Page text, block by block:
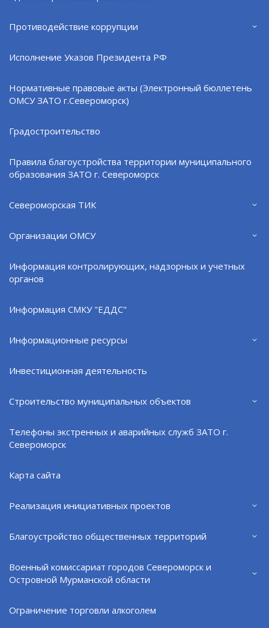
Противодействие коррупции
Исполнение Указов Президента РФ
Нормативные правовые акты (Электронный бюллетень
ОМСУ ЗАТО г.Североморск)
Градостроительство
Правила благоустройства территории муниципального
образования ЗАТО г. Североморск
Североморская ТИК
Организации ОМСУ
Информация контролирующих, надзорных и учетных
органов
Информация СМКУ "ЕДДС"
Информационные ресурсы
Инвестиционная деятельность
Строительство муниципальных объектов
Телефоны экстренных и аварийных служб ЗАТО г.
Североморск
Карта сайта
Реализация инициативных проектов
Благоустройство общественных территорий
Военный комиссариат городов Североморск и
Островной Мурманской области
Ограничение торговли алкоголем
Спортивно-игровая программа для юных
08.08.26
07.08.26